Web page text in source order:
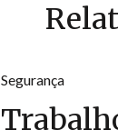
Segurança